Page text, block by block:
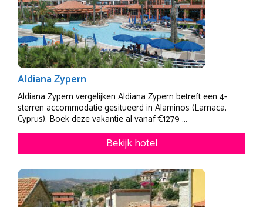
Aldiana Zypern
Aldiana Zypern vergelijken Aldiana Zypern betreft een 4-
sterren accommodatie gesitueerd in Alaminos (Larnaca,
Cyprus). Boek deze vakantie al vanaf €1279 ...
Bekijk hotel